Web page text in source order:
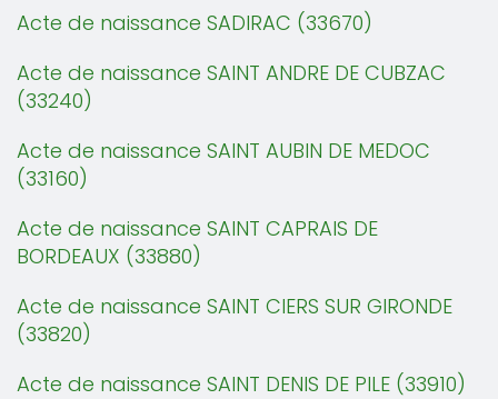
Acte de naissance SADIRAC (33670)
Acte de naissance SAINT ANDRE DE CUBZAC
(33240)
Acte de naissance SAINT AUBIN DE MEDOC
(33160)
Acte de naissance SAINT CAPRAIS DE
BORDEAUX (33880)
Acte de naissance SAINT CIERS SUR GIRONDE
(33820)
Acte de naissance SAINT DENIS DE PILE (33910)